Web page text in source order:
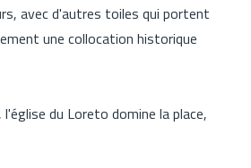
avec d'autres toiles qui portent
une collocation historique
du Loreto domine la place,